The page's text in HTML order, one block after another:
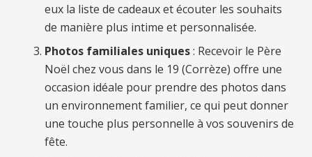
eux la liste de cadeaux et écouter les souhaits
de manière plus intime et personnalisée.
Photos familiales uniques: Recevoir le Père
Noël chez vous dans le 19 (Corrèze) offre une
occasion idéale pour prendre des photos dans
un environnement familier, ce qui peut donner
une touche plus personnelle à vos souvenirs de
fête.